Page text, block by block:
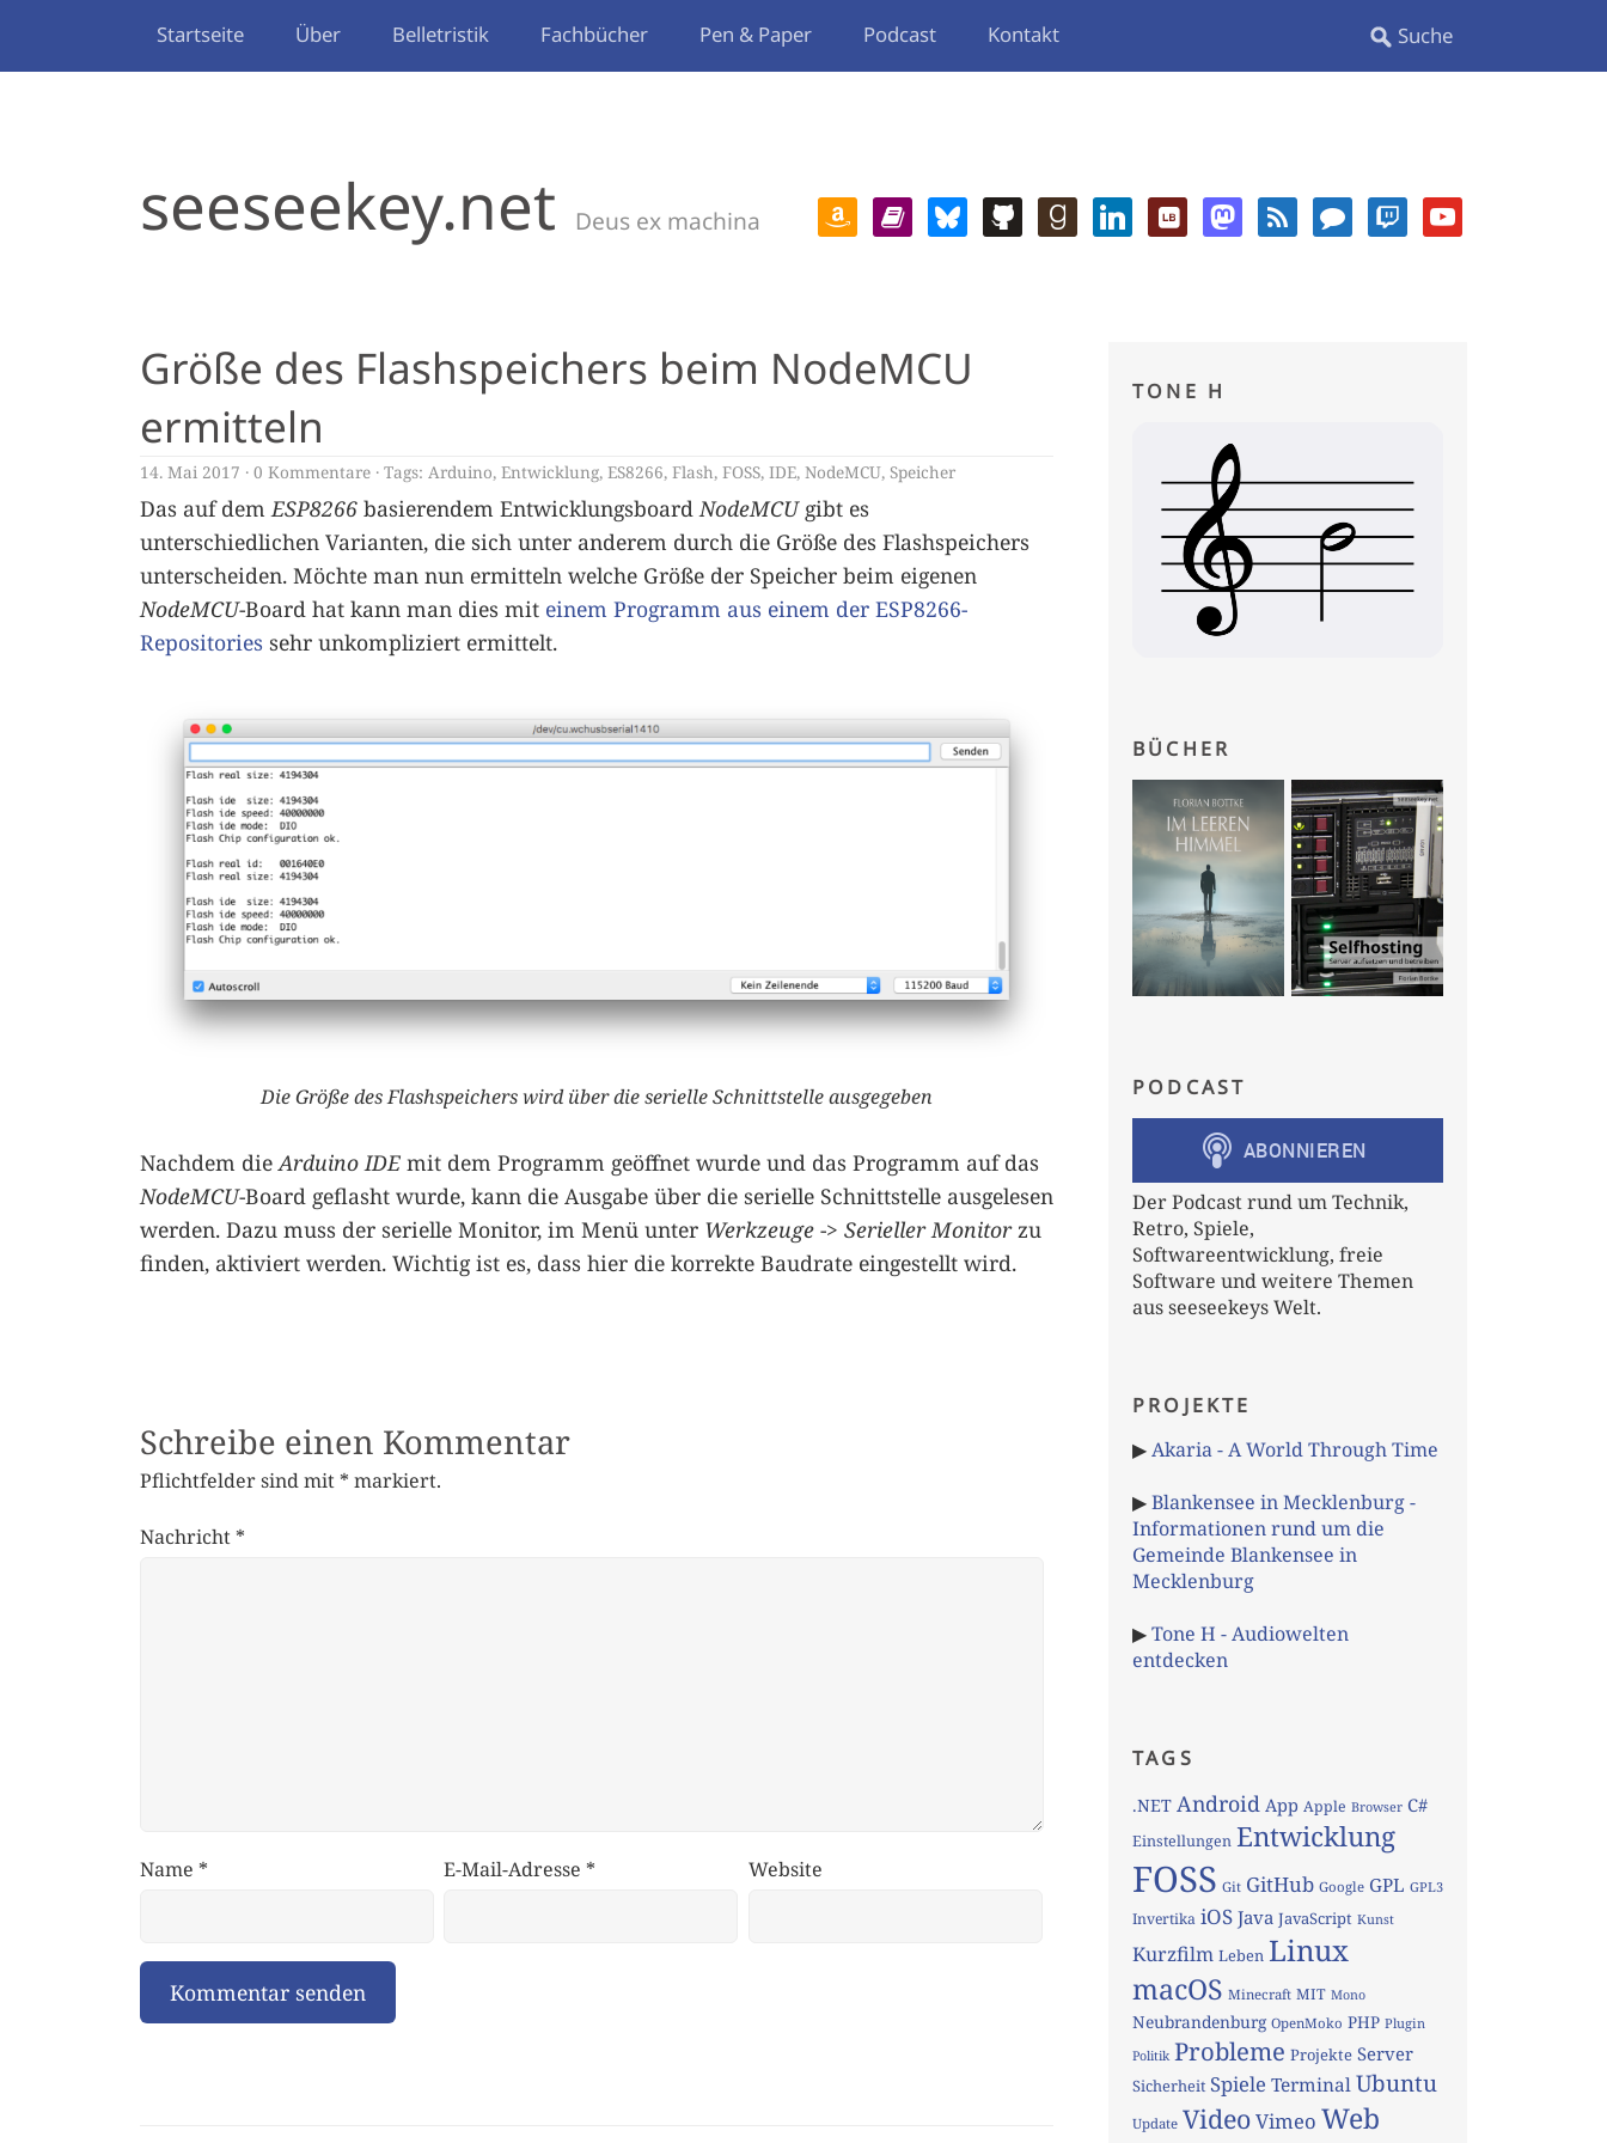
Startseite Über Belletristik Fachbücher Pen & Paper Podcast Kontakt
seeseekey.net Deus ex machina
Größe des Flashspeichers beim NodeMCU
ermitteln
14. Mai 2017 0 Kommentare Tags: Arduino, Entwicklung, ES8266, Flash, FOSS, IDE, NodeMCU, Speicher
Das auf demESP8266 basierendem EntwicklungsboardNodeMCUgibt es
unterschiedlichen Varianten, die sich unter anderem durch die Größe des Flashspeichers
unterscheiden. Möchte man nun ermitteln welche Größe der Speicher beim eigenen
NodeMCU-Board hat kann man dies mit einem Programm aus einem der ESP8266-
Repositories sehr unkompliziert ermittelt.
Die Größe des Flashspeichers wird über die serielle Schnittstelle ausgegeben
Nachdem dieArduino IDE mit dem Programm geöffnet wurde und das Programm auf das
NodeMCU-Board geflasht wurde, kann die Ausgabe über die serielle Schnittstelle ausgelesen
werden. Dazu muss der serielle Monitor, im Menü unter Werkzeuge -> Serieller Monitorzu
finden, aktiviert werden. Wichtig ist es, dass hier die korrekte Baudrate eingestellt wird.
Schreibe einen Kommentar
Pflichtfelder sind mit * markiert.
Nachricht *
Name * E-Mail-Adresse * Website
TONE H
BÜCHER
PODCAST
Der Podcast rund um Technik,
Retro, Spiele,
Softwareentwicklung, freie
Software und weitere Themen
aus seeseekeys Welt.
PROJEKTE
▶Akaria - A World Through Time
▶Blankensee in Mecklenburg -
Informationen rund um die
Gemeinde Blankensee in
Mecklenburg
▶Tone H - Audiowelten
entdecken
TAGS
.NET Android App Apple Browser C#
Einstellungen Entwicklung
FOSS Git GitHub Google GPL GPL3
Invertika iOS Java JavaScript Kunst
Kurzfilm Leben Linux
macOS Minecraft MIT Mono
Neubrandenburg OpenMoko PHP Plugin
Politik Probleme Projekte Server
Sicherheit Spiele TerminalUbuntu
Update VideoVimeo Web